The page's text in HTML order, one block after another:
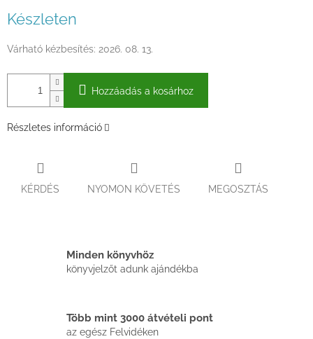
Készleten
Várható kézbesítés: 2026. 08. 13.
Hozzáadás a kosárhoz
Részletes információ
KÉRDÉS NYOMON KÖVETÉS MEGOSZTÁS
Minden könyvhöz
könyvjelzőt adunk ajándékba
Több mint 3000 átvételi pont
az egész Felvidéken